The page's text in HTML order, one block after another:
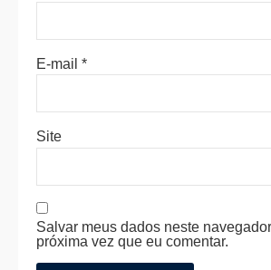
E-mail *
Site
Salvar meus dados neste
próxima vez que eu comentar.